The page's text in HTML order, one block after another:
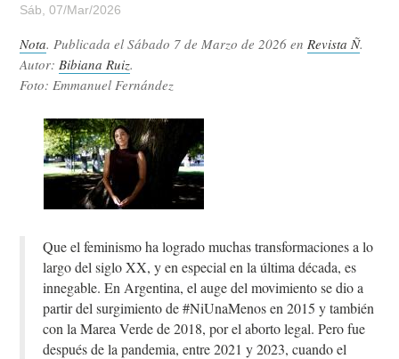
Sáb, 07/Mar/2026
Nota. Publicada elSábado 7 de Marzo de 2026 enRevista Ñ.
Autor:Bibiana Ruiz.
Foto: Emmanuel Fernández
Que el feminismo ha logrado muchas transformaciones a lo
largo del siglo XX, y en especial en la última década, es
innegable. En Argentina, el auge del movimiento se dio a
partir del surgimiento de #NiUnaMenos en 2015 y también
con la Marea Verde de 2018, por el aborto legal. Pero fue
después de la pandemia, entre 2021 y 2023, cuando el